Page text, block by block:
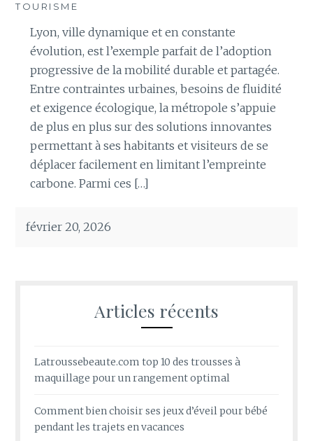
TOURISME
Lyon, ville dynamique et en constante
évolution, est l’exemple parfait de l’adoption
progressive de la mobilité durable et partagée.
Entre contraintes urbaines, besoins de fluidité
et exigence écologique, la métropole s’appuie
de plus en plus sur des solutions innovantes
permettant à ses habitants et visiteurs de se
déplacer facilement en limitant l’empreinte
carbone. Parmi ces […]
février 20, 2026
Articles récents
Latroussebeaute.com top 10 des trousses à
maquillage pour un rangement optimal
Comment bien choisir ses jeux d’éveil pour bébé
pendant les trajets en vacances